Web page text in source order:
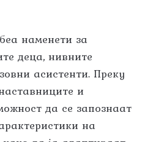
наменети за
деца, нивните
асистенти. Преку
и
да се запознаат
на